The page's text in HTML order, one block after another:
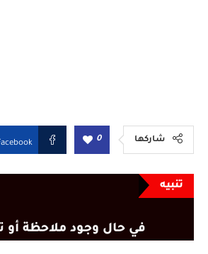
شاركها 0
تنبيه
في حال وجود ملاحظة أو